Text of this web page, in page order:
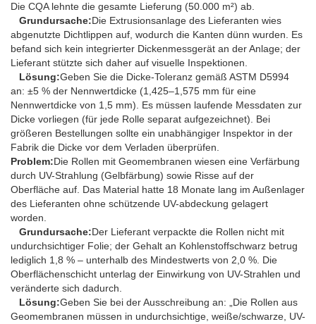
Die CQA lehnte die gesamte Lieferung (50.000 m²) ab.
Grundursache:Die Extrusionsanlage des Lieferanten wies
abgenutzte Dichtlippen auf, wodurch die Kanten dünn wurden. Es
befand sich kein integrierter Dickenmessgerät an der Anlage; der
Lieferant stützte sich daher auf visuelle Inspektionen.
Lösung:Geben Sie die Dicke-Toleranz gemäß ASTM D5994
an: ±5 % der Nennwertdicke (1,425–1,575 mm für eine
Nennwertdicke von 1,5 mm). Es müssen laufende Messdaten zur
Dicke vorliegen (für jede Rolle separat aufgezeichnet). Bei
größeren Bestellungen sollte ein unabhängiger Inspektor in der
Fabrik die Dicke vor dem Verladen überprüfen.
Problem:Die Rollen mit Geomembranen wiesen eine Verfärbung
durch UV-Strahlung (Gelbfärbung) sowie Risse auf der
Oberfläche auf. Das Material hatte 18 Monate lang im Außenlager
des Lieferanten ohne schützende UV-abdeckung gelagert
worden.
Grundursache:Der Lieferant verpackte die Rollen nicht mit
undurchsichtiger Folie; der Gehalt an Kohlenstoffschwarz betrug
lediglich 1,8 % – unterhalb des Mindestwerts von 2,0 %. Die
Oberflächenschicht unterlag der Einwirkung von UV-Strahlen und
veränderte sich dadurch.
Lösung:Geben Sie bei der Ausschreibung an: „Die Rollen aus
Geomembranen müssen in undurchsichtige, weiße/schwarze, UV-